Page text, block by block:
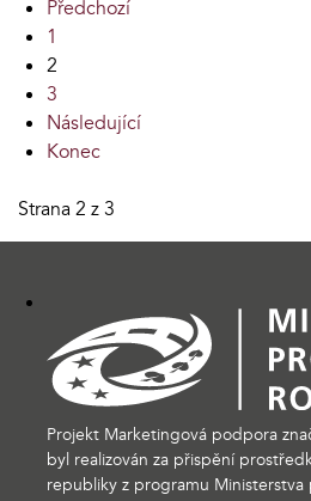
Předchozí
1
2
3
Následující
Konec
Strana 2 z 3
Projekt Marketingová podpora
byl realizován za přispění
republiky z programu Ministerstva